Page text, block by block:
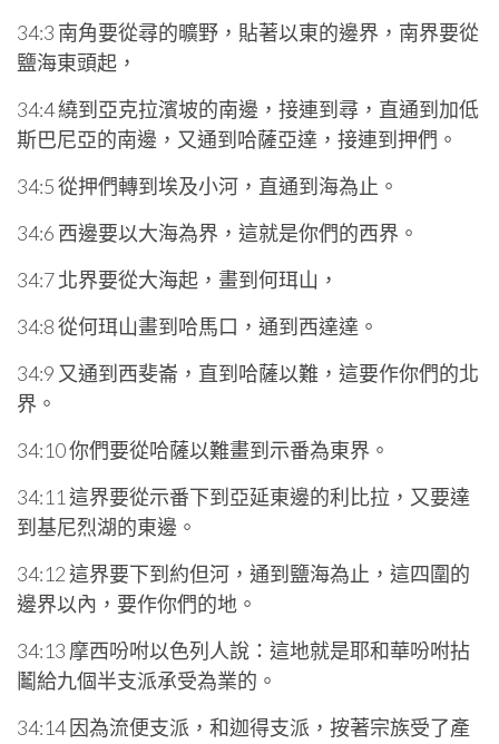
34:3 南角要從尋的曠野，貼著以東的邊界，南界要從
鹽海東頭起，
34:4 繞到亞克拉濱坡的南邊，接連到尋，直通到加低
斯巴尼亞的南邊，又通到哈薩亞達，接連到押們。
34:5 從押們轉到埃及小河，直通到海為止。
34:6 西邊要以大海為界，這就是你們的西界。
34:7 北界要從大海起，畫到何珥山，
34:8 從何珥山畫到哈馬口，通到西達達。
34:9 又通到西斐崙，直到哈薩以難，這要作你們的北
界。
34:10 你們要從哈薩以難畫到示番為東界。
34:11 這界要從示番下到亞延東邊的利比拉，又要達
到基尼烈湖的東邊。
34:12 這界要下到約但河，通到鹽海為止，這四圍的
邊界以內，要作你們的地。
34:13 摩西吩咐以色列人說：這地就是耶和華吩咐拈
鬮給九個半支派承受為業的。
34:14 因為流便支派，和迦得支派，按著宗族受了產